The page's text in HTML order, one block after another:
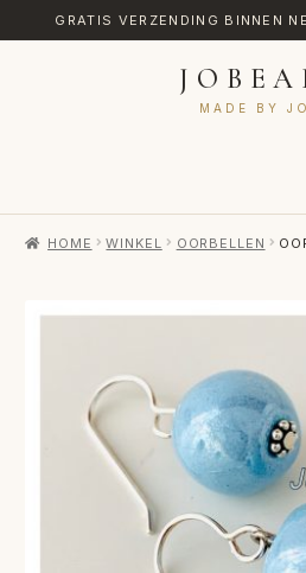
GRATIS VERZENDING BINNEN
MADE BY
MIJN ACCOUNT
RETOURNEREN
HOME WINKEL OORBELLEN